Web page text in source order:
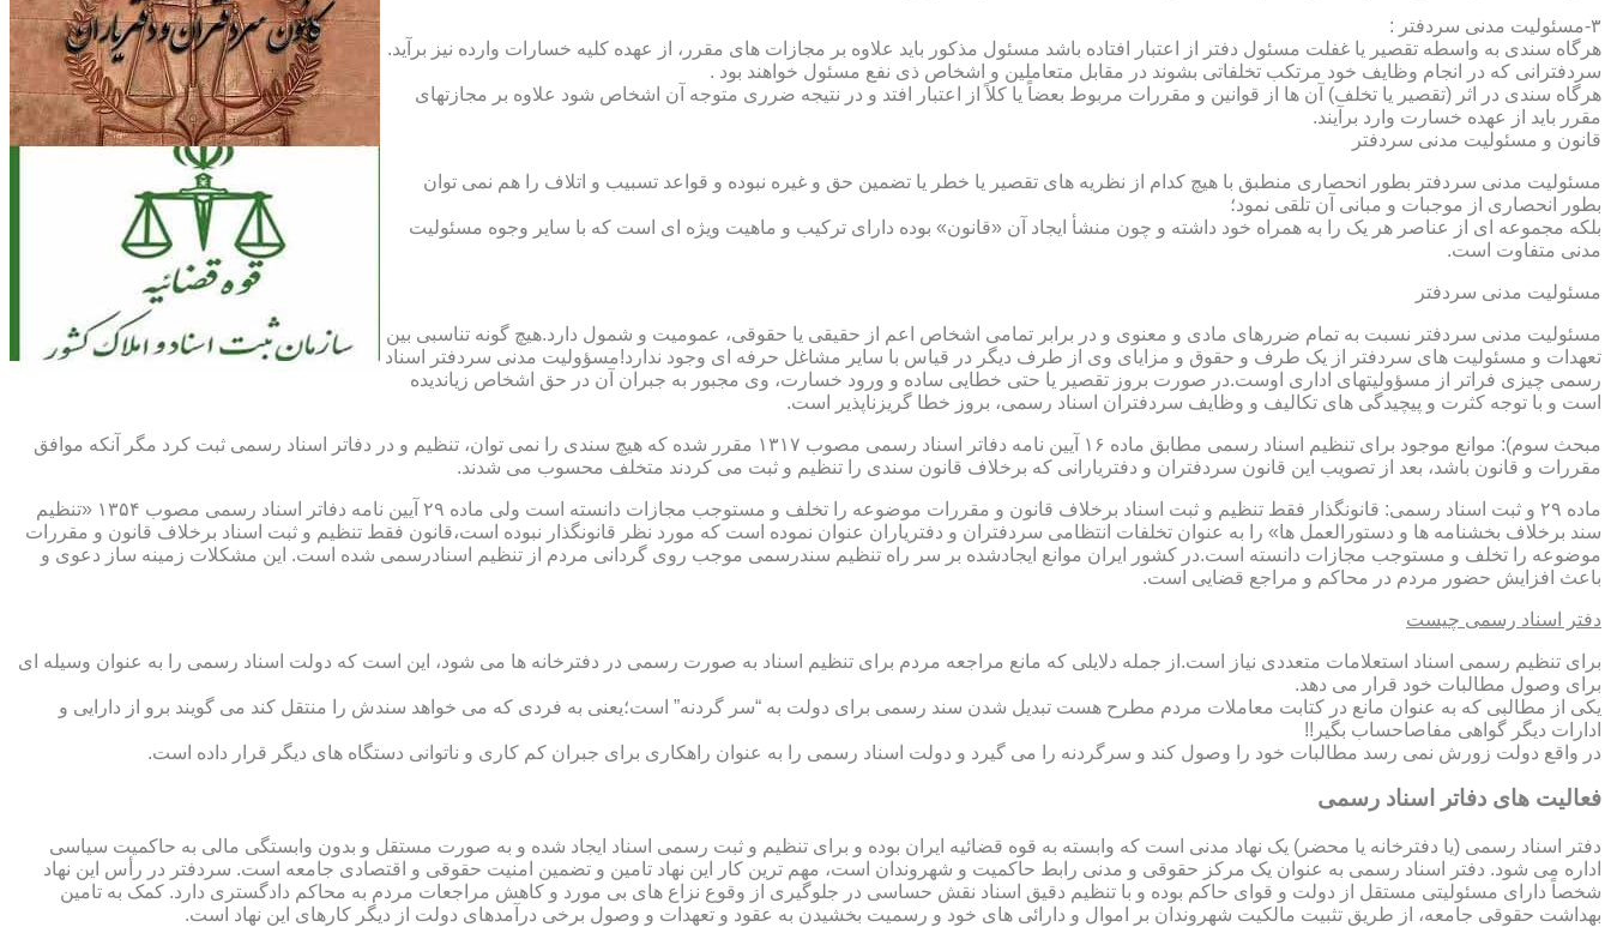
۳-مسئولیت مدنی سردفتر :
هرگاه سندی به واسطه تقصیر یا غفلت مسئول دفتر از اعتبار افتاده باشد مسئول مذکور باید علاوه بر مجازات های مقرر، از عهده کلیه خسارات وارده نیز برآید.
سردفترانی که در انجام وظایف خود مرتکب تخلفاتی بشوند در مقابل متعاملین و اشخاص ذی نفع مسئول خواهند بود .
هرگاه سندی در اثر (تقصیر یا تخلف) آن ها از قوانین و مقررات مربوط بعضاً یا کلاً از اعتبار افتد و در نتیجه ضرری متوجه آن اشخاص شود علاوه بر مجازتهای
مقرر باید از عهده خسارت وارد برآیند.
قانون و مسئولیت مدنی سردفتر
مسئولیت مدنی سردفتر بطور انحصاری منطبق با هیچ کدام از نظریه های تقصیر یا خطر یا تضمین حق و غیره نبوده و قواعد تسبیب و اتلاف را هم نمی توان
بطور انحصاری از موجبات و مبانی آن تلقی نمود؛
بلکه مجموعه ای از عناصر هر یک را به همراه خود داشته و چون منشأ ایجاد آن «قانون» بوده دارای ترکیب و ماهیت ویژه ای است که با سایر وجوه مسئولیت
مدنی متفاوت است.
مسئولیت مدنی سردفتر
مسئولیت مدنی سردفتر نسبت به تمام ضررهای مادی و معنوی و در برابر تمامی اشخاص اعم از حقیقی یا حقوقی، عمومیت و شمول دارد.هیچ گونه تناسبی بین
تعهدات و مسئولیت های سردفتر از یک طرف و حقوق و مزایای وی از طرف دیگر در قیاس با سایر مشاغل حرفه ای وجود ندارد!مسؤولیت مدنی سردفتر اسناد
رسمی چیزی فراتر از مسؤولیتهای اداری اوست.در صورت بروز تقصیر یا حتی خطایی ساده و ورود خسارت، وی مجبور به جبران آن در حق اشخاص زیاندیده
است و با توجه کثرت و پیچیدگی های تکالیف و وظایف سردفتران اسناد رسمی، بروز خطا گریزناپذیر است.
مبحث سوم): موانع موجود برای تنظیم اسناد رسمی مطابق ماده ۱۶ آیین نامه دفاتر اسناد رسمی مصوب ۱۳۱۷ مقرر شده که هیچ سندی را نمی توان، تنظیم و در دفاتر اسناد رسمی ثبت کرد مگر آنکه موافق
مقررات و قانون باشد، بعد از تصویب این قانون سردفتران و دفتریارانی که برخلاف قانون سندی را تنظیم و ثبت می کردند متخلف محسوب می شدند.
ماده ۲۹ و ثبت اسناد رسمی: قانونگذار فقط تنظیم و ثبت اسناد برخلاف قانون و مقررات موضوعه را تخلف و مستوجب مجازات دانسته است ولی ماده ۲۹ آیین نامه دفاتر اسناد رسمی مصوب ۱۳۵۴ «تنظیم
سند برخلاف بخشنامه ها و دستورالعمل ها» را به عنوان تخلفات انتظامی سردفتران و دفتریاران عنوان نموده است که مورد نظر قانونگذار نبوده است،قانون فقط تنظیم و ثبت اسناد برخلاف قانون و مقررات
موضوعه را تخلف و مستوجب مجازات دانسته است.در کشور ایران موانع ایجادشده بر سر راه تنظیم سندرسمی موجب روی گردانی مردم از تنظیم اسنادرسمی شده است. این مشکلات زمینه ساز دعوی و
باعث افزایش حضور مردم در محاکم و مراجع قضایی است.
دفتر اسناد رسمی چیست
برای تنظیم رسمی اسناد استعلامات متعددی نیاز است.از جمله دلایلی که مانع مراجعه مردم برای تنظیم اسناد به صورت رسمی در دفترخانه ها می شود، این است که دولت اسناد رسمی را به عنوان وسیله ای
برای وصول مطالبات خود قرار می دهد.
یکی از مطالبی که به عنوان مانع در کتابت معاملات مردم مطرح هست تبدیل شدن سند رسمی برای دولت به “سر گردنه” است؛یعنی به فردی که می خواهد سندش را منتقل کند می گویند برو از دارایی و
ادارات دیگر گواهی مفاصاحساب بگیر!!
در واقع دولت زورش نمی رسد مطالبات خود را وصول کند و سرگردنه را می گیرد و دولت اسناد رسمی را به عنوان راهکاری برای جبران کم کاری و ناتوانی دستگاه های دیگر قرار داده است.
فعالیت های دفاتر اسناد رسمی
دفتر اسناد رسمی (یا دفترخانه یا محضر) یک نهاد مدنی است که وابسته به قوه قضائیه ایران بوده و برای تنظیم و ثبت رسمی اسناد ایجاد شده و به صورت مستقل و بدون وابستگی مالی به حاکمیت سیاسی
اداره می شود. دفتر اسناد رسمی به عنوان یک مرکز حقوقی و مدنی رابط حاکمیت و شهروندان است، مهم ترین کار این نهاد تامین و تضمین امنیت حقوقی و اقتصادی جامعه است. سردفتر در رأس این نهاد
شخصاً دارای مسئولیتی مستقل از دولت و قوای حاکم بوده و با تنظیم دقیق اسناد نقش حساسی در جلوگیری از وقوع نزاع های بی مورد و کاهش مراجعات مردم به محاکم دادگستری دارد. کمک به تامین
بهداشت حقوقی جامعه، از طریق تثبیت مالکیت شهروندان بر اموال و دارائی های خود و رسمیت بخشیدن به عقود و تعهدات و وصول برخی درآمدهای دولت از دیگر کارهای این نهاد است.